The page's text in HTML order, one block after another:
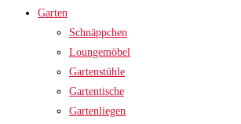
Garten
Schnäppchen
Loungemöbel
Gartenstühle
Gartentische
Gartenliegen